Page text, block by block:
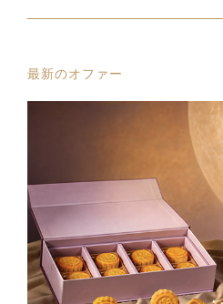
最新のオファー